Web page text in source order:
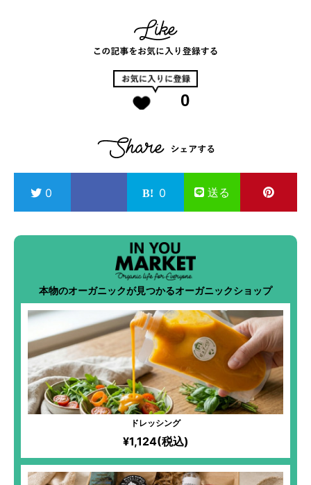
0
0 0 送る
本物のオーガニックが見つかるオーガニックショップ
ドレッシング
¥1,124(税込)